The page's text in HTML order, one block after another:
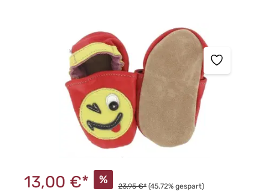
13,00 €* % 23,95 €* (45.72% gespart)